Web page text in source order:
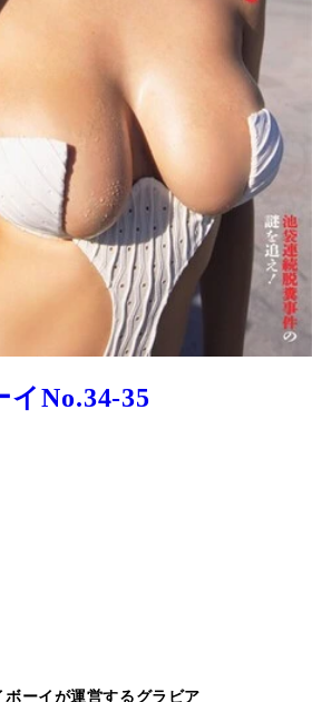
No.34-35
ボーイが運営するグラビア